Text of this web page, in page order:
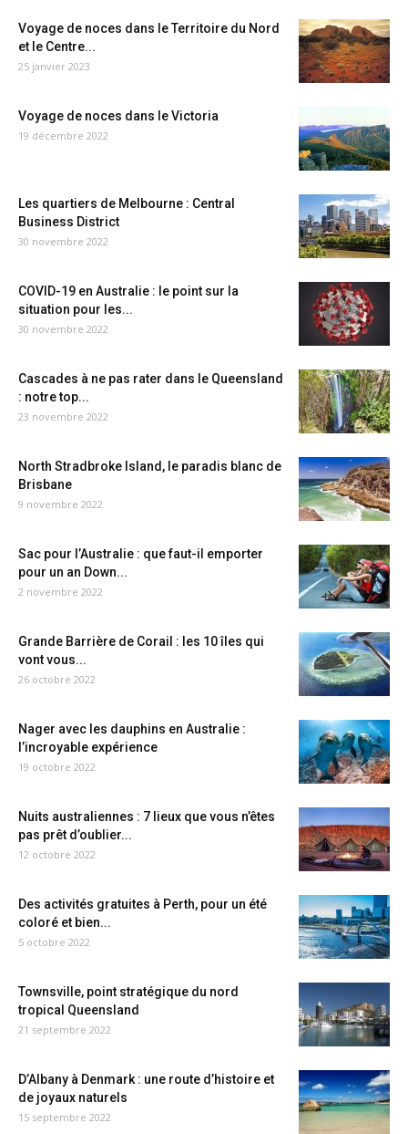
Voyage de noces dans le Territoire du Nord
et le Centre...
25 janvier 2023
Voyage de noces dans le Victoria
19 décembre 2022
Les quartiers de Melbourne : Central
Business District
30 novembre 2022
COVID-19 en Australie : le point sur la
situation pour les...
30 novembre 2022
Cascades à ne pas rater dans le Queensland
: notre top...
23 novembre 2022
North Stradbroke Island, le paradis blanc de
Brisbane
9 novembre 2022
Sac pour l’Australie : que faut-il emporter
pour un an Down...
2 novembre 2022
Grande Barrière de Corail : les 10 îles qui
vont vous...
26 octobre 2022
Nager avec les dauphins en Australie :
l’incroyable expérience
19 octobre 2022
Nuits australiennes : 7 lieux que vous n’êtes
pas prêt d’oublier...
12 octobre 2022
Des activités gratuites à Perth, pour un été
coloré et bien...
5 octobre 2022
Townsville, point stratégique du nord
tropical Queensland
21 septembre 2022
D’Albany à Denmark : une route d’histoire et
de joyaux naturels
15 septembre 2022